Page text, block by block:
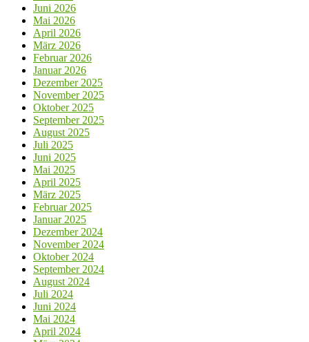
Juni 2026
Mai 2026
April 2026
März 2026
Februar 2026
Januar 2026
Dezember 2025
November 2025
Oktober 2025
September 2025
August 2025
Juli 2025
Juni 2025
Mai 2025
April 2025
März 2025
Februar 2025
Januar 2025
Dezember 2024
November 2024
Oktober 2024
September 2024
August 2024
Juli 2024
Juni 2024
Mai 2024
April 2024